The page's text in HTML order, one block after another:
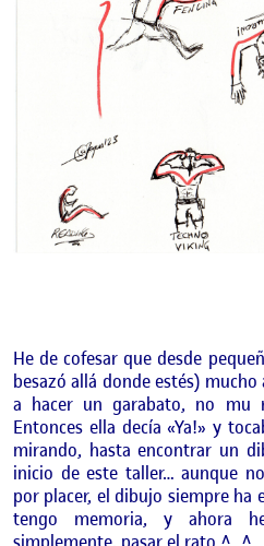
He de cofesar que desde
besazó allá donde estés)
a hacer un garabato, no mu
Entonces ella decía «Ya!» y
mirando, hasta encontrar un
inicio de este taller… aunque
por placer, el dibujo siempre ha
tengo memoria, y ahora